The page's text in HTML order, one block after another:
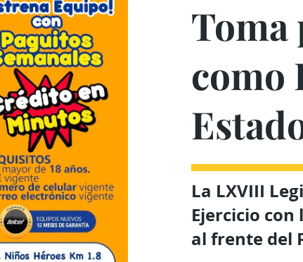
Toma
como
La LXVIII
Ejercicio
al frente del